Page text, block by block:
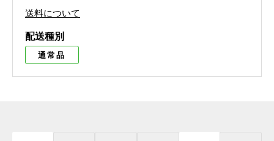
送料について
配送種別
通常品